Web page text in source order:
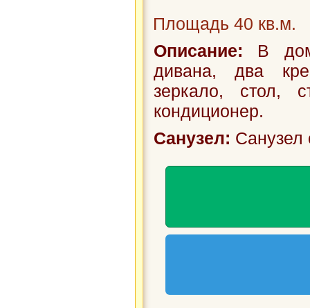
Площадь 40 кв.м.
Описание: В
дивана, два
зеркало, стол,
кондиционер.
Санузел: